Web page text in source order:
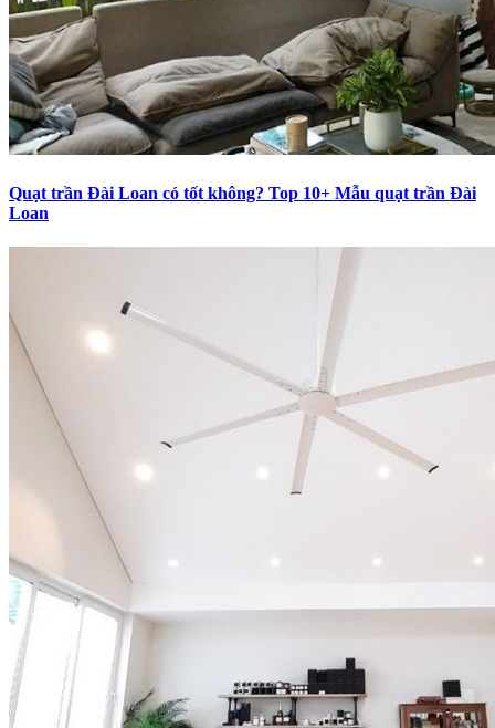
Quạt trần Đài Loan có tốt không? Top 10+ Mẫu quạt trần Đài
Loan